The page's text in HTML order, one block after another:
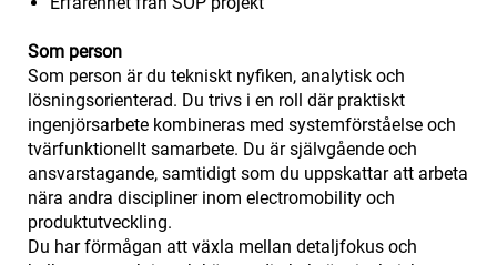
Som person
Som person är du tekniskt nyfiken, analytisk och
lösningsorienterad. Du trivs i en roll där praktiskt
ingenjörsarbete kombineras med systemförståelse och
tvärfunktionellt samarbete. Du är självgående och
ansvarstagande, samtidigt som du uppskattar att arbeta
nära andra discipliner inom electromobility och
produktutveckling.
Du har förmågan att växla mellan detaljfokus och